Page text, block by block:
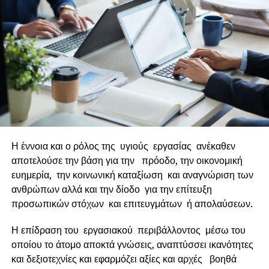
κανόνωνπροληπτικής εποπτείας των τραπεζών της
ΕΕ (κανονισμός για τις κεφαλαιακές απαιτήσεις),
προκειμένου να μεγιστοποιηθεί η ικανότητα των τραπεζών
για χορήγηση δανείων και απορρόφηση ζημιών λόγω του
κορονοϊού.
Η Ελλάδα
καλείται να λειτουργήσει ταχύτατα στο «νέο
περιβάλλον» και να συμμετάσχει σε όλα ταπρογράμματα
της ΕΕγια την στήριξη τωνμικρομεσαίων
Η κυβέρνηση να εστιάσει στις επιδοτήσειςκαι όχι στις
δανειοδοτήσεις. Ευέλικτες πολιτικές που θα δίνουν
ώθηση και θα δημιουργούν νέα δεδομένα για την
ανάπτυξη.
Οι διεθνείς οίκοι λαμβάνουν υπόψη τους πληθώρα
παραγόντων για να καταλήξουν σε εκτιμήσεις για το
αξιόχρεο μίας χώρας. Φυσικά, σημαντικότατο ρόλο
Η έννοια και ο ρόλος της υγιούς εργασίας ανέκαθεν
αποτελούσε την βάση για την πρόοδο, την οικονομική
ευημερία, την κοινωνική καταξίωση και αναγνώριση των
ανθρώπων αλλά και την δίοδο για την επίτευξη
προσωπικών στόχων και επιτευγμάτων ή απολαύσεων.
Η επίδραση του εργασιακού περιβάλλοντος μέσω του
οποίου το άτομο αποκτά γνώσεις, αναπτύσσει ικανότητες
και δεξιοτεχνίες και εφαρμόζει αξίες και αρχές βοηθά